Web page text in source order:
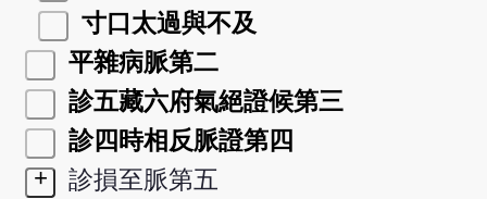
寸口太過與不及
平雜病脈第二
診五藏六府氣絕證候第三
診四時相反脈證第四
+
診損至脈第五